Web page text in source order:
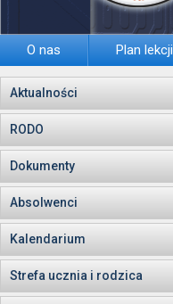
O nas Plan lekcji
Aktualności
RODO
Dokumenty
Absolwenci
Kalendarium
Strefa ucznia i rodzica